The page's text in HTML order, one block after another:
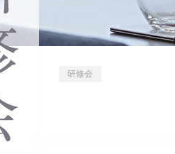
研修会